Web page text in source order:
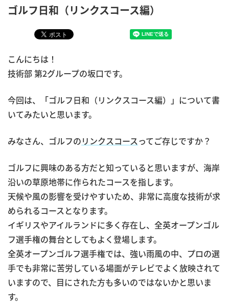
ゴルフ日和（リンクスコース編）
こんにちは！
技術部 第2グループの坂口です。
今回は、「ゴルフ日和（リンクスコース編）」について書
いてみたいと思います。
みなさん、ゴルフのリンクスコースってご存じですか？
ゴルフに興味のある方だと知っていると思いますが、海岸
沿いの草原地帯に作られたコースを指します。
天候や風の影響を受けやすいため、非常に高度な技術が求
められるコースとなります。
イギリスやアイルランドに多く存在し、全英オープンゴル
フ選手権の舞台としてもよく登場します。
全英オープンゴルフ選手権では、強い雨風の中、プロの選
手でも非常に苦労している場面がテレビでよく放映されて
いますので、目にされた方も多いのではないかと思いま
す。